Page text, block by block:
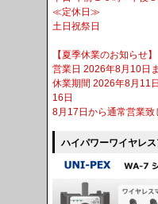
≪定休日≫
土日祝祭日
【夏季休業のお知らせ】
営業日 2026年8月10日
休業期間 2026年8月11
16日
8月17日から通常営業致
ハイパワーワイヤレ